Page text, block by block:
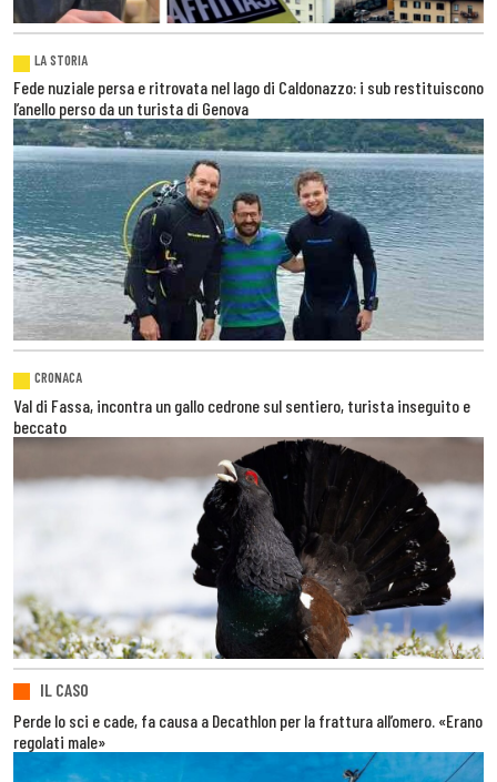
LA STORIA
Fede nuziale persa e ritrovata nel lago di Caldonazzo: i sub restituiscono
l’anello perso da un turista di Genova
CRONACA
Val di Fassa, incontra un gallo cedrone sul sentiero, turista inseguito e
beccato
IL CASO
Perde lo sci e cade, fa causa a Decathlon per la frattura all’omero. «Erano
regolati male»